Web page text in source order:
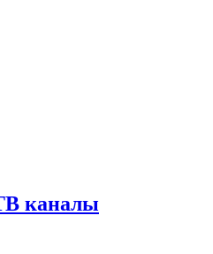
каналы